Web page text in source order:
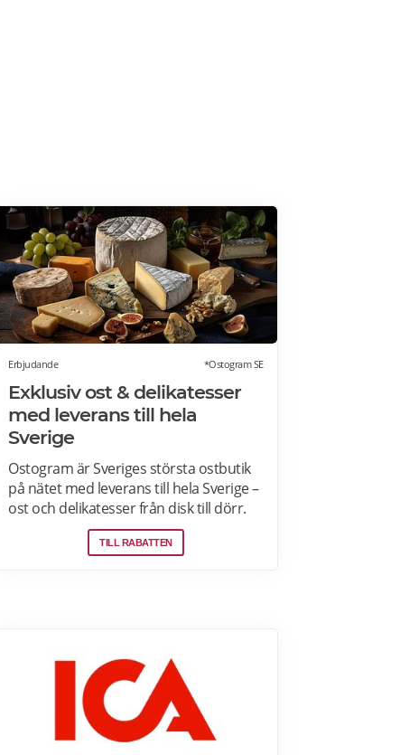
Erbjudande *Ostogram SE
Exklusiv ost & delikatesser
med leverans till hela
Sverige
Ostogram är Sveriges största ostbutik
på nätet med leverans till hela Sverige –
ost och delikatesser från disk till dörr.
Ost- & charkprodukter. Färdiga
presentlådor. Ostbrickor. Ostogram
TILL RABATTEN